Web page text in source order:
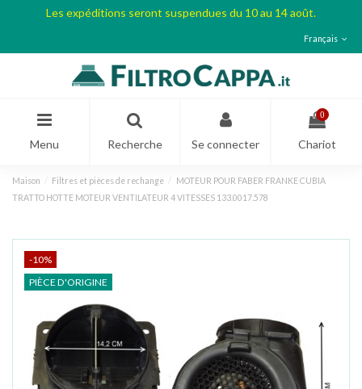
Les expéditions seront suspendues du 10 au 14 août.
Français
Menu Recherche Se connecter
0
Chariot
Maison Filtres et pièces de rechange
MOTEUR POUR FABER FRANKE CUBIA
TRATTO HOTTE MOTEUR VENTILATEUR 4 VITESSES 133.0017.578
-10%
PIÈCE D'ORIGINE